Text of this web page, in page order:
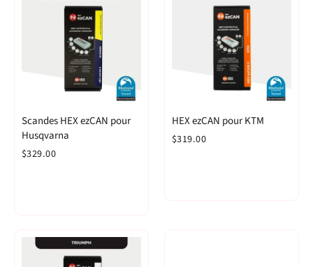
Scandes HEX ezCAN pour
Husqvarna
$329.00
HEX ezCAN pour KTM
$319.00